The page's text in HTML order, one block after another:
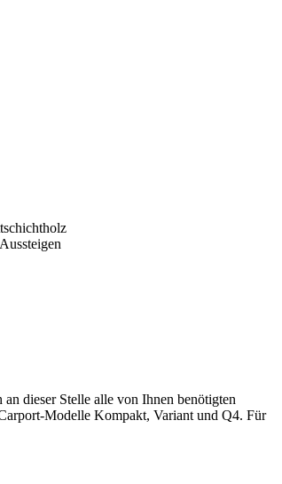
dieser Stelle alle von Ihnen benötigten
Modelle Kompakt, Variant und Q4. Für